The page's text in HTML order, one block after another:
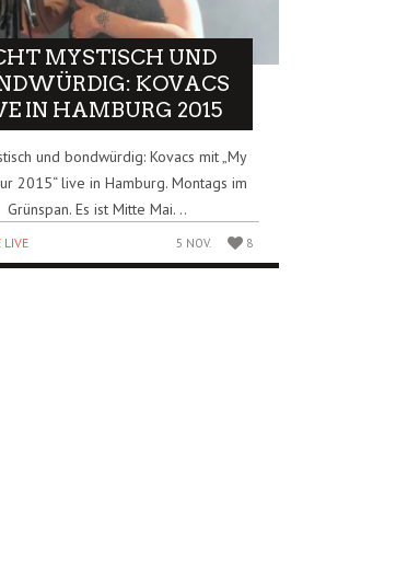
MYSTISCH UND
KOVACS
IN HAMBURG 2015
und bondwürdig: Kovacs mit „My
2015“ live in Hamburg. Montags im
Grünspan. Es ist Mitte Mai. ..
LIVE 5 NOV. 8